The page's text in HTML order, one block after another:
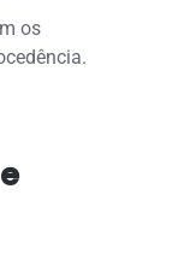
os